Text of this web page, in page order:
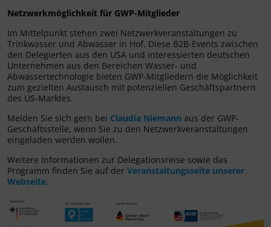
Netzwerkmöglichkeit für GWP-Mitglieder
Im Mittelpunkt stehen zwei Netzwerkveranstaltungen zu
Trinkwasser und Abwasser in Hof. Diese B2B-Events zwischen
den Delegierten aus den USA und interessierten deutschen
Unternehmen aus den Bereichen Wasser- und
Abwassertechnologie bieten GWP-Mitgliedern die Möglichkeit
zum gezielten Austausch mit potenziellen Geschäftspartnern
des US-Marktes.
Melden Sie sich gern bei Claudia Niemann aus der GWP-
Geschäftsstelle, wenn Sie zu den Netzwerkveranstaltungen
eingeladen werden wollen.
Weitere Informationen zur Delegationsreise sowie das
Programm finden Sie auf der Veranstaltungsseite unserer
Webseite.